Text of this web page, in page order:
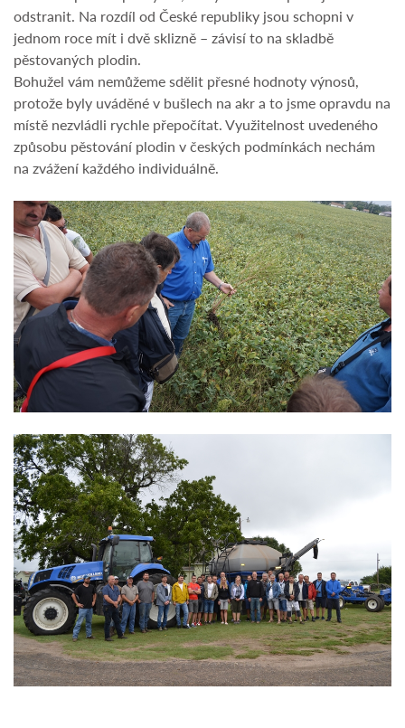
odstranit. Na rozdíl od České republiky jsou schopni v
jednom roce mít i dvě sklizně – závisí to na skladbě
pěstovaných plodin.
Bohužel vám nemůžeme sdělit přesné hodnoty výnosů,
protože byly uváděné v bušlech na akr a to jsme opravdu na
místě nezvládli rychle přepočítat. Využitelnost uvedeného
způsobu pěstování plodin v českých podmínkách nechám
na zvážení každého individuálně.